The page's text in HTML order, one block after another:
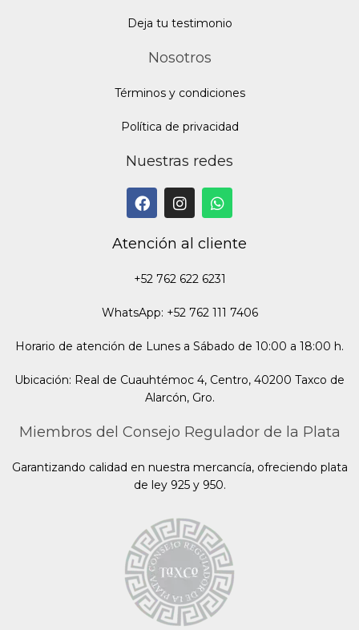
Deja tu testimonio
Nosotros
Términos y condiciones
Política de privacidad
Nuestras redes
Atención al cliente
+52 762 622 6231
WhatsApp: +52 762 111 7406
Horario de atención de Lunes a Sábado de 10:00 a 18:00 h.
Ubicación: Real de Cuauhtémoc 4, Centro, 40200 Taxco de
Alarcón, Gro.
Miembros del Consejo Regulador de la Plata
Garantizando calidad en nuestra mercancía, ofreciendo plata
de ley 925 y 950.